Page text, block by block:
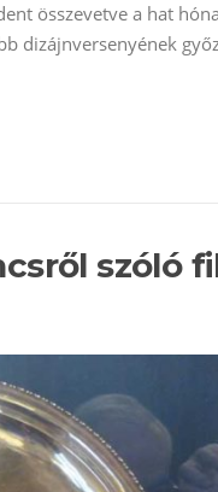
összevetve a hat
dizájnversenyének
szóló